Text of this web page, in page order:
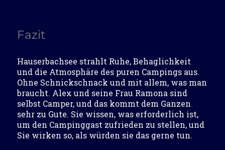
Fazit
Hauserbachsee strahlt Ruhe, Behaglichkeit
und die Atmosphäre des puren Campings aus.
Ohne Schnickschnack und mit allem, was man
braucht. Alex und seine Frau Ramona sind
selbst Camper, und das kommt dem Ganzen
sehr zu Gute. Sie wissen, was erforderlich ist,
um den Campinggast zufrieden zu stellen, und
Sie wirken so, als würden sie das gerne tun.